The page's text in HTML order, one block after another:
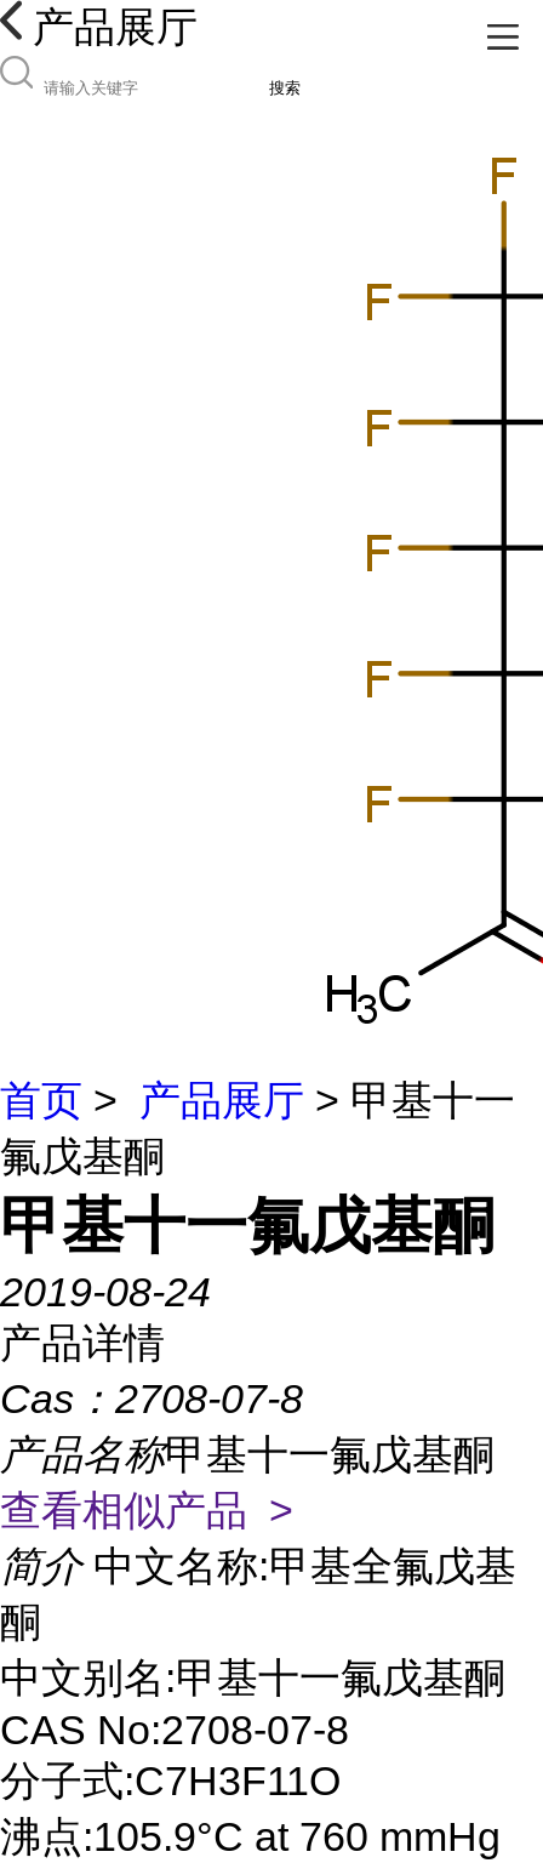
产品展厅
搜索
首页 > 产品展厅 > 甲基十一
氟戊基酮
甲基十一氟戊基酮
2019-08-24
产品详情
Cas： 2708-07-8
产品名称甲基十一氟戊基酮
查看相似产品 >
简介 中文名称:甲基全氟戊基
酮
中文别名:甲基十一氟戊基酮
CAS No:2708-07-8
分子式:C7H3F11O
沸点:105.9°C at 760 mmHg